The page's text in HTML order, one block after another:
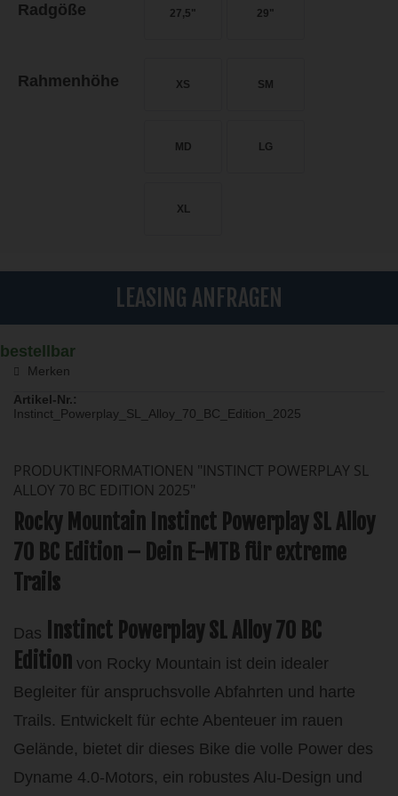
Radgöße 27,5" 29"
Rahmenhöhe XS SM
MD LG
XL
LEASING ANFRAGEN
bestellbar
Merken
Artikel-Nr.:
Instinct_Powerplay_SL_Alloy_70_BC_Edition_2025
PRODUKTINFORMATIONEN "INSTINCT POWERPLAY SL
ALLOY 70 BC EDITION 2025"
Rocky Mountain Instinct Powerplay SL Alloy
70 BC Edition – Dein E-MTB für extreme
Trails
Das
Instinct Powerplay SL Alloy 70 BC
Edition von Rocky Mountain ist dein idealer
Begleiter für anspruchsvolle Abfahrten und harte
Trails. Entwickelt für echte Abenteuer im rauen
Gelände, bietet dir dieses Bike die volle Power des
Dyname 4.0-Motors, ein robustes Alu-Design und